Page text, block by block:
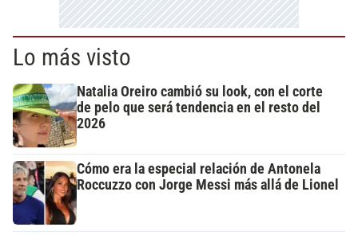
Lo más visto
Natalia Oreiro cambió su look, con el corte
de pelo que será tendencia en el resto del
2026
Cómo era la especial relación de Antonela
Roccuzzo con Jorge Messi más allá de Lionel